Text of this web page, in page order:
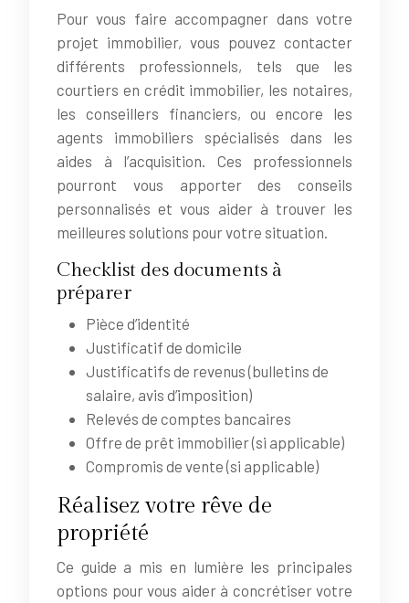
Pour vous faire accompagner dans votre
projet immobilier, vous pouvez contacter
différents professionnels, tels que les
courtiers en crédit immobilier, les notaires,
les conseillers financiers, ou encore les
agents immobiliers spécialisés dans les
aides à l’acquisition. Ces professionnels
pourront vous apporter des conseils
personnalisés et vous aider à trouver les
meilleures solutions pour votre situation.
Checklist des documents à
préparer
Pièce d’identité
Justificatif de domicile
Justificatifs de revenus (bulletins de
salaire, avis d’imposition)
Relevés de comptes bancaires
Offre de prêt immobilier (si applicable)
Compromis de vente (si applicable)
Réalisez votre rêve de
propriété
Ce guide a mis en lumière les principales
options pour vous aider à concrétiser votre